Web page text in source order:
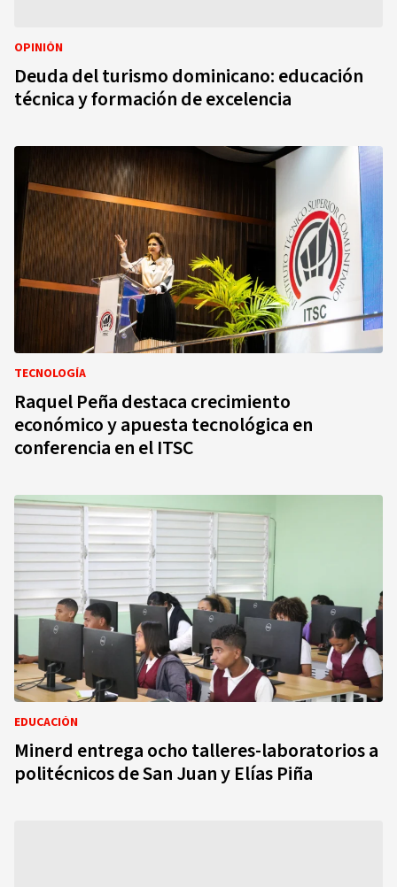
OPINIÓN
Deuda del turismo dominicano: educación
técnica y formación de excelencia
TECNOLOGÍA
Raquel Peña destaca crecimiento
económico y apuesta tecnológica en
conferencia en el ITSC
EDUCACIÓN
Minerd entrega ocho talleres-laboratorios a
politécnicos de San Juan y Elías Piña